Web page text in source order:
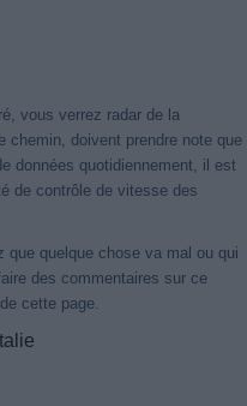
vous verrez radar de la
chemin, doivent prendre note que
données quotidiennement, il est
de contrôle de vitesse des
que quelque chose va mal ou qui
des commentaires sur ce
cette page.